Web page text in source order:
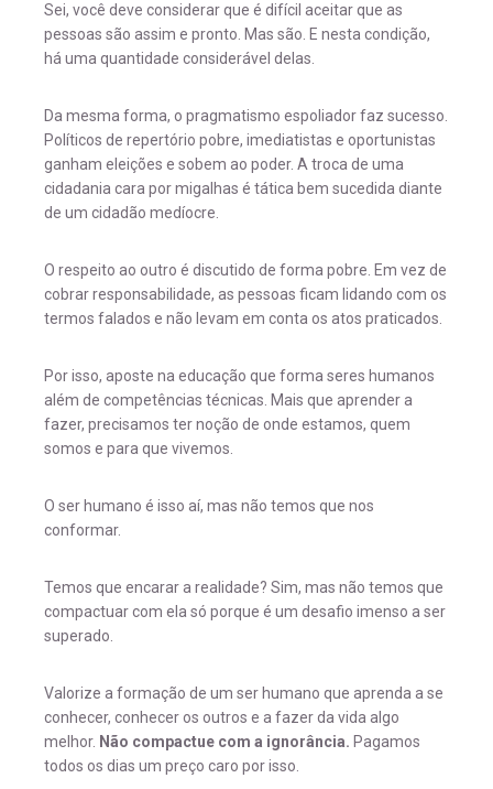
Sei, você deve considerar que é difícil aceitar que as
pessoas são assim e pronto. Mas são. E nesta condição,
há uma quantidade considerável delas.
Da mesma forma, o pragmatismo espoliador faz sucesso.
Políticos de repertório pobre, imediatistas e oportunistas
ganham eleições e sobem ao poder. A troca de uma
cidadania cara por migalhas é tática bem sucedida diante
de um cidadão medíocre.
O respeito ao outro é discutido de forma pobre. Em vez de
cobrar responsabilidade, as pessoas ficam lidando com os
termos falados e não levam em conta os atos praticados.
Por isso, aposte na educação que forma seres humanos
além de competências técnicas. Mais que aprender a
fazer, precisamos ter noção de onde estamos, quem
somos e para que vivemos.
O ser humano é isso aí, mas não temos que nos
conformar.
Temos que encarar a realidade? Sim, mas não temos que
compactuar com ela só porque é um desafio imenso a ser
superado.
Valorize a formação de um ser humano que aprenda a se
conhecer, conhecer os outros e a fazer da vida algo
melhor. Não compactue com a ignorância. Pagamos
todos os dias um preço caro por isso.